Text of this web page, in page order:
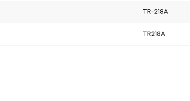
TR-218A
TR218A